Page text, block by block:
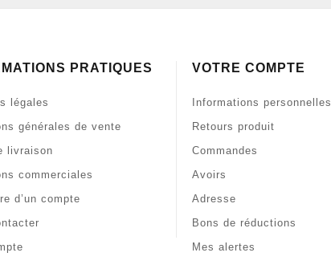
PRATIQUES
légales
générales de vente
livraison
commerciales
d’un compte
VOTRE COMPTE
Informations personnelles
Retours produit
Commandes
Avoirs
Adresse
Bons de réductions
Mes alertes